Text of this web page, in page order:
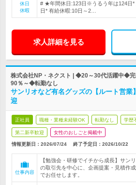
休日
休暇
# ★年間休日:123日※うるう年は124日*
日* 有給休暇:10日～2…
求人詳細を見る
株式会社NP・ネクスト | ◆20～30代活躍中◆
90％～◆転勤なし
サンリオなど有名グッズの【ルート営
迎
正社員 職種・業種未経験OK 転勤なし 学歴
第二新卒歓迎 女性のおしごと掲載中
情報更新日：2026/07/24 終了予定日： 2026/10/22
仕事内容
【勉強会・研修でイチから成長】サン
の取引先を中心に、企画提案・見積作
でお任せします。